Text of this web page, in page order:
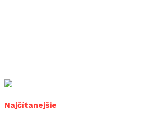
Najčítanejšie